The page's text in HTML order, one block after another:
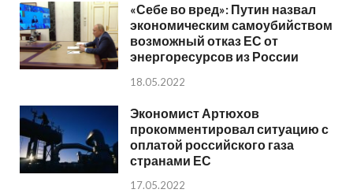
«Себе во вред»: Путин назвал
экономическим самоубийством
возможный отказ ЕС от
энергоресурсов из России
18.05.2022
Экономист Артюхов
прокомментировал ситуацию с
оплатой российского газа
странами ЕС
17.05.2022